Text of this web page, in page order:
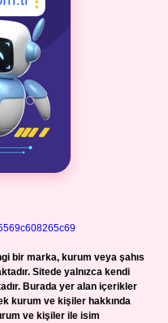
bir marka, kurum veya şahıs
Sitede yalnızca kendi
Burada yer alan içerikler
kurum ve kişiler hakkında
ve kişiler ile isim